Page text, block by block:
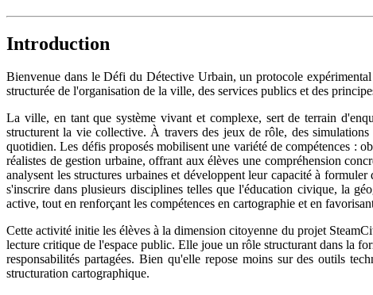
Introduction
Bienvenue dans le Défi du Détective Urbain, un protocole
structurée de l'organisation de la ville, des services publics et des
La ville, en tant que système vivant et complexe, sert de terrain
structurent la vie collective. À travers des jeux de rôle, des
quotidien. Les défis proposés mobilisent une variété de compétences :
réalistes de gestion urbaine, offrant aux élèves une compréhension
analysent les structures urbaines et développent leur capacité à
s'inscrire dans plusieurs disciplines telles que l'éducation civique, la
active, tout en renforçant les compétences en cartographie et en
Cette activité initie les élèves à la dimension citoyenne du projet
lecture critique de l'espace public. Elle joue un rôle structurant dans la
responsabilités partagées. Bien qu'elle repose moins sur des outils
structuration cartographique.